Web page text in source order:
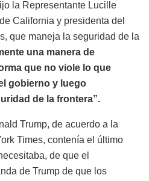
la Representante Lucille
California y presidenta del
que maneja la seguridad de la
una manera de
que no viole lo que
gobierno y luego
de la frontera”.
Trump, de acuerdo a la
Times, contenía el último
de que el
de Trump de que los